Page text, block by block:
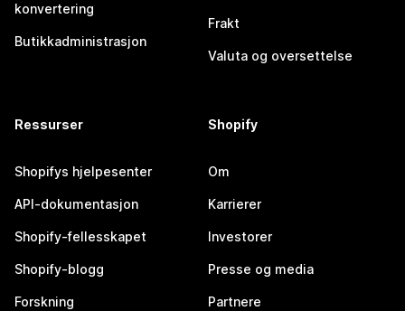
konvertering
Butikkadministrasjon
Frakt
Valuta og oversettelse
Ressurser
Shopifys hjelpesenter
API-dokumentasjon
Shopify-fellesskapet
Shopify-blogg
Forskning
Shopify
Om
Karrierer
Investorer
Presse og media
Partnere